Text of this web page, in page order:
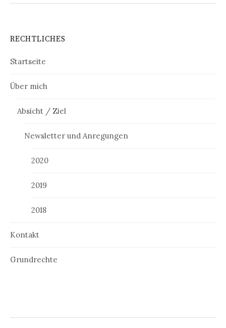
RECHTLICHES
Startseite
Über mich
Absicht / Ziel
Newsletter und Anregungen
2020
2019
2018
Kontakt
Grundrechte